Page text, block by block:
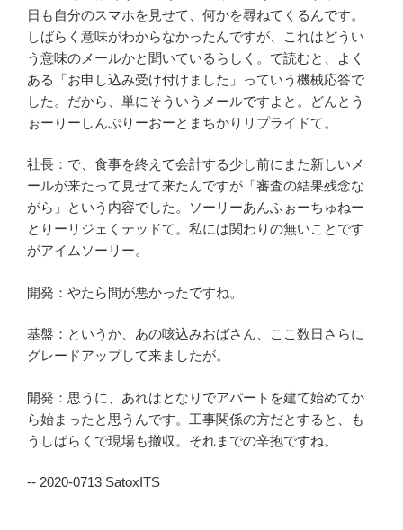
日も自分のスマホを見せて、何かを尋ねてくるんです。
しばらく意味がわからなかったんですが、これはどうい
う意味のメールかと聞いているらしく。で読むと、よく
ある「お申し込み受け付けました」っていう機械応答で
した。だから、単にそういうメールですよと。どんとう
ぉーりーしんぷりーおーとまちかりリプライドて。
社長：で、食事を終えて会計する少し前にまた新しいメ
ールが来たって見せて来たんですが「審査の結果残念な
がら」という内容でした。ソーリーあんふぉーちゅねー
とりーリジェくテッドて。私には関わりの無いことです
がアイムソーリー。
開発：やたら間が悪かったですね。
基盤：というか、あの咳込みおばさん、ここ数日さらに
グレードアップして来ましたが。
開発：思うに、あれはとなりでアパートを建て始めてか
ら始まったと思うんです。工事関係の方だとすると、も
うしばらくで現場も撤収。それまでの辛抱ですね。
-- 2020-0713 SatoxITS